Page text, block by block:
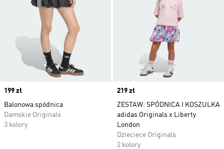
Price
199 zł
Balonowa spódnica
Damskie Originals
3 kolory
Price
219 zł
ZESTAW: SPÓDNICA I KOSZULKA
adidas Originals x Liberty
London
Dziecięce Originals
2 kolory